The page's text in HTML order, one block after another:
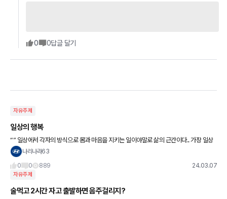
0 0답글 달기
자유주제
일상의 행복
“” 일상에서 각자의 방식으로 몸과 마음을 지키는 일이야말로 삶의 근간이다.. 가장 일상
적인 것이 가장 고귀하다.. 불행의 반대는 행복이 아니라 일상에 가깝다.. “”
나리나라63
0
0 889 24.03.07
자유주제
술먹고 2시간 자고 출발하면 음주걸리지?